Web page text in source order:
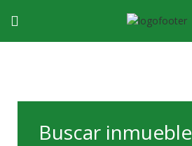
Buscar inmueble